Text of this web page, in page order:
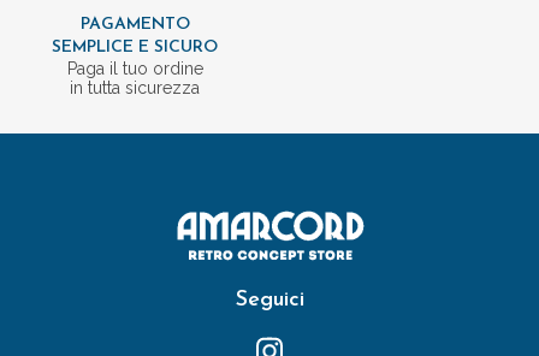
PAGAMENTO
SEMPLICE E SICURO
Paga il tuo ordine
in tutta sicurezza
Seguici